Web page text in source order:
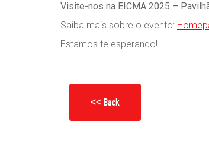
Visite-nos na EICMA 2025 –
Saiba mais sobre o evento:
Estamos te esperando!
<< Back